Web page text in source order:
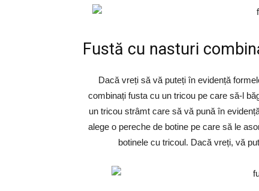
Fustă cu nasturi
Dacă vreți să vă puteți în evidență
combinați fusta cu un tricou pe care să-l
un tricou strâmt care să vă pună în
alege o pereche de botine pe care să le
botinele cu tricoul. Dacă vreți, vă